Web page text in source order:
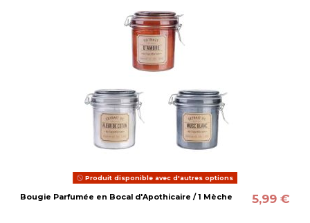
Produit disponible avec d'autres options
Bougie Parfumée en Bocal d'Apothicaire / 1 Mèche 5,99 €